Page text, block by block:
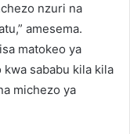
nzuri na
amesema.
matokeo ya
sababu kila kila
michezo ya